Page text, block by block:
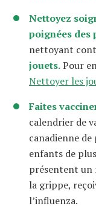
Nettoyez
poignées des
nettoyant
jouets.Pour
Nettoyer les
Faites
calendrier de
canadienne
enfants de
présentent un
la grippe,
l’influenza.